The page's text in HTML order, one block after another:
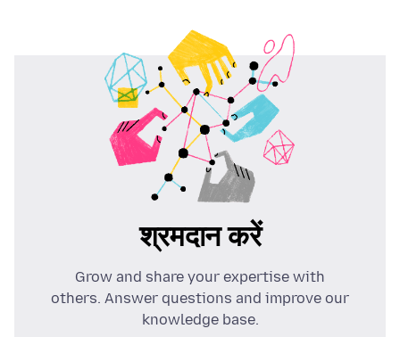
श्रमदान करें
Grow and share your expertise with
others. Answer questions and improve our
knowledge base.